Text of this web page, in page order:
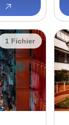
1 Fichier